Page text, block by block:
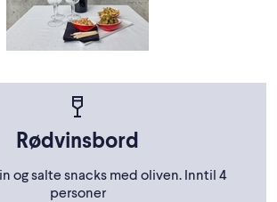
Rødvinsbord
og salte snacks med oliven. Inntil 4
personer